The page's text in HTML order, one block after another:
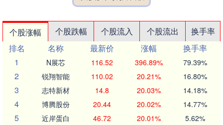
个股涨幅 个股跌幅 个股流入 个股流出
换手率
排名
名称 最新价 涨幅
换手率
1
N展芯 116.52 396.89% 79.39%
2 锐翔智能 110.02 20.21% 16.80%
3 志特新材 14.8 20.03% 14.18%
4 博腾股份 20.44 20.02% 14.77%
5 近岸蛋白 46.72 20.01% 5.62%